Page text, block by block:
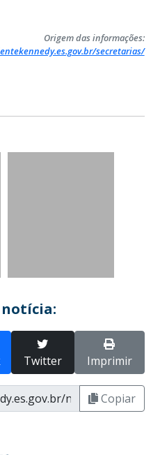
Origem das informações:
secretarias/
Twitter Imprimir
Copiar